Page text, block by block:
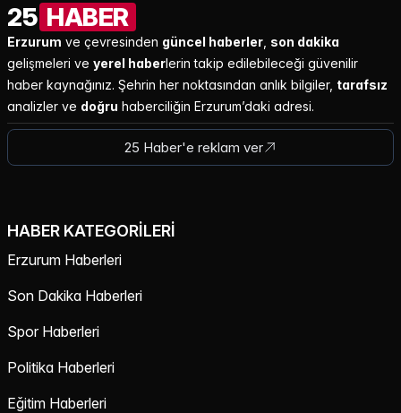
25 HABER
Erzurum ve çevresinden güncel haberler son dakika
gelişmeleri ve yerel haberlerin takip edilebileceği güvenilir
haber kaynağınız. Şehrin her noktasından anlık bilgiler, tarafsız
analizler ve doğru haberciliğin Erzurum’daki adresi.
25 Haber'e reklam ver
HABER KATEGORILERI
Erzurum Haberleri
Son Dakika Haberleri
Spor Haberleri
Politika Haberleri
Eğitim Haberleri